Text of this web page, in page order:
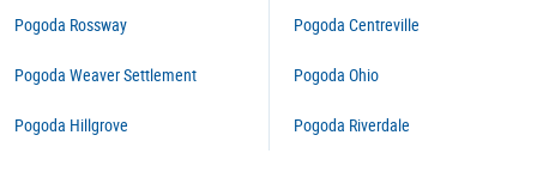
Pogoda Rossway
Pogoda Weaver Settlement
Pogoda Hillgrove
Pogoda Centreville
Pogoda Ohio
Pogoda Riverdale